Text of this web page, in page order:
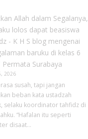
Allah dalam Segalanya,
lolos dapat beasiswa
- K H S blogmengenai
baruku di kelas 6
Permata Surabaya
2026
susah, tapi jangan
beban kata ustadzah
selaku koordinator tahfidz di
“Hafalan itu seperti
disaat…